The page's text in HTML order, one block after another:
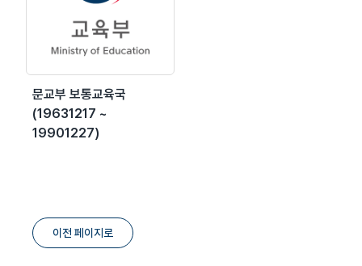
문교부 보통교육국
(19631217 ~
19901227)
이전 페이지로